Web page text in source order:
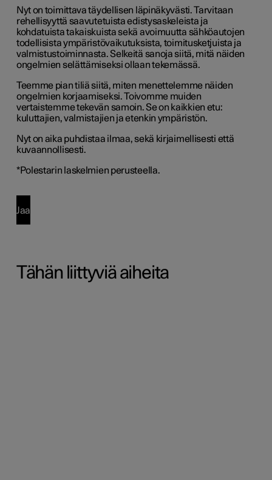
Nyt on toimittava täydellisen läpinäkyvästi. Tarvitaan
rehellisyyttä saavutetuista edistysaskeleista ja
kohdatuista takaiskuista sekä avoimuutta sähköautojen
todellisista ympäristövaikutuksista, toimitusketjuista ja
valmistustoiminnasta. Selkeitä sanoja siitä, mitä näiden
ongelmien selättämiseksi ollaan tekemässä.
Teemme pian tiliä siitä, miten menettelemme näiden
ongelmien korjaamiseksi. Toivomme muiden
vertaistemme tekevän samoin. Se on kaikkien etu:
kuluttajien, valmistajien ja etenkin ympäristön.
Nyt on aika puhdistaa ilmaa, sekä kirjaimellisesti että
kuvaannollisesti.
*Polestarin laskelmien perusteella.
Jaa
Tähän liittyviä aiheita